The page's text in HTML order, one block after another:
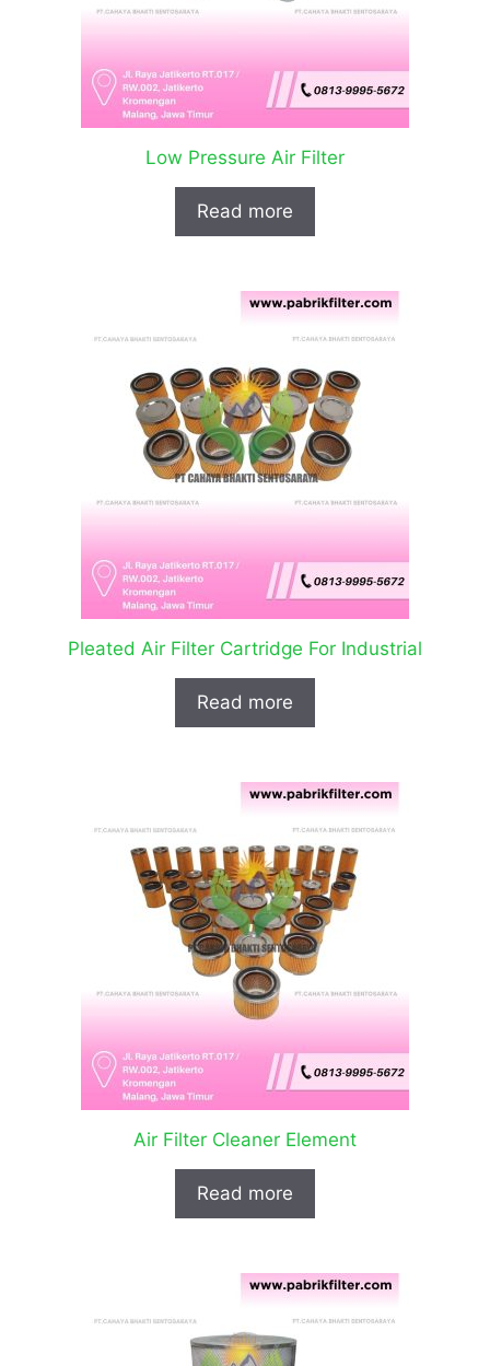
Low Pressure Air Filter
Read more
Pleated Air Filter Cartridge For Industrial
Read more
Air Filter Cleaner Element
Read more